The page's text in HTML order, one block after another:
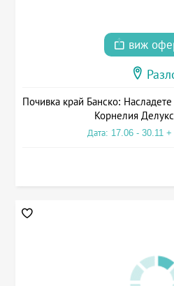
виж
Почивка край Банско:
Корнелия
Дата: 17.06 - 30.11 +